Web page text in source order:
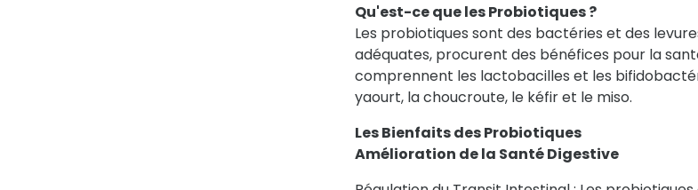
Qu'est-ce que les Probiotiques ?
Les probiotiques sont des bactéries et des
adéquates, procurent des bénéfices pour la
comprennent les lactobacilles et les
yaourt, la choucroute, le kéfir et le miso.
Les Bienfaits des Probiotiques
Amélioration de la Santé Digestive